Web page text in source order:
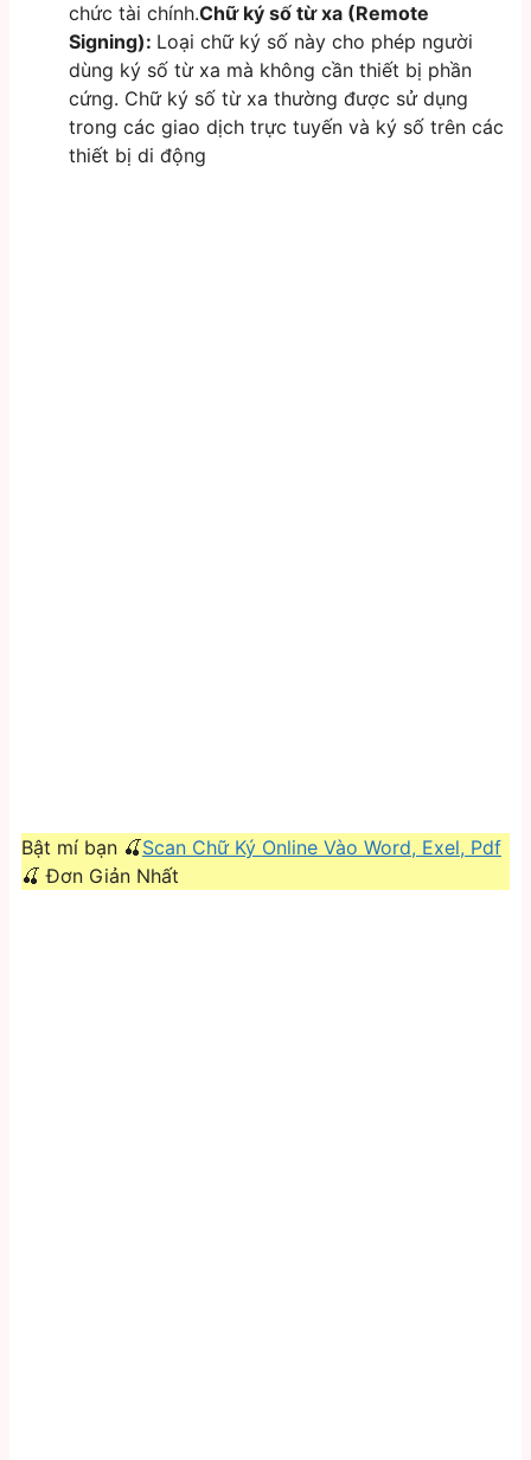
chức tài chính.Chữ ký số từ xa (Remote
Signing): Loại chữ ký số này cho phép người
dùng ký số từ xa mà không cần thiết bị phần
cứng. Chữ ký số từ xa thường được sử dụng
trong các giao dịch trực tuyến và ký số trên các
thiết bị di động
Bật mí bạn 🍒Scan Chữ Ký Online Vào Word, Exel, Pdf
🍒 Đơn Giản Nhất